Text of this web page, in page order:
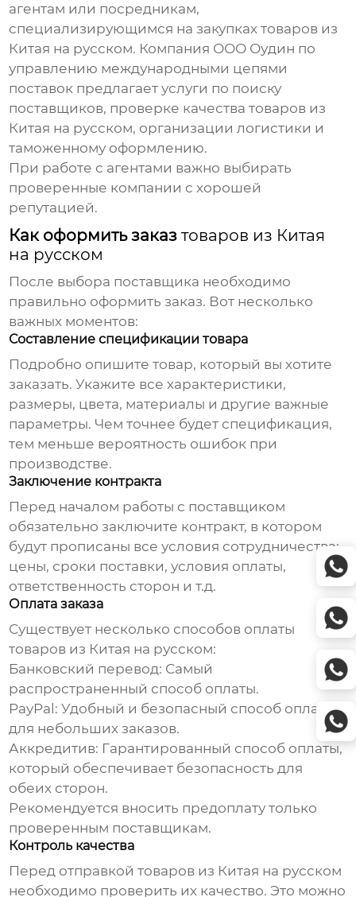
агентам или посредникам,
специализирующимся на закупкахтоваров из
Китая на русском. Компания ООО Оудин по
управлению международными цепями
поставок предлагает услуги по поиску
поставщиков, проверке качестватоваров из
Китая на русском, организации логистики и
таможенному оформлению.
При работе с агентами важно выбирать
проверенные компании с хорошей
репутацией.
Как оформить заказтоваров из Китая
на русском
После выбора поставщика необходимо
правильно оформить заказ. Вот несколько
важных моментов:
Составление спецификации товара
Подробно опишите товар, который вы хотите
заказать. Укажите все характеристики,
размеры, цвета, материалы и другие важные
параметры. Чем точнее будет спецификация,
тем меньше вероятность ошибок при
производстве.
Заключение контракта
Перед началом работы с поставщиком
обязательно заключите контракт, в котором
будут прописаны все условия сотрудничества:
цены, сроки поставки, условия оплаты,
ответственность сторон и т.д.
Оплата заказа
Существует несколько способов оплаты
товаров из Китая на русском:
Банковский перевод: Самый
распространенный способ оплаты.
PayPal: Удобный и безопасный способ оплаты
для небольших заказов.
Аккредитив: Гарантированный способ оплаты,
который обеспечивает безопасность для
обеих сторон.
Рекомендуется вносить предоплату только
проверенным поставщикам.
Контроль качества
Перед отправкойтоваров из Китая на русском
необходимо проверить их качество. Это можно